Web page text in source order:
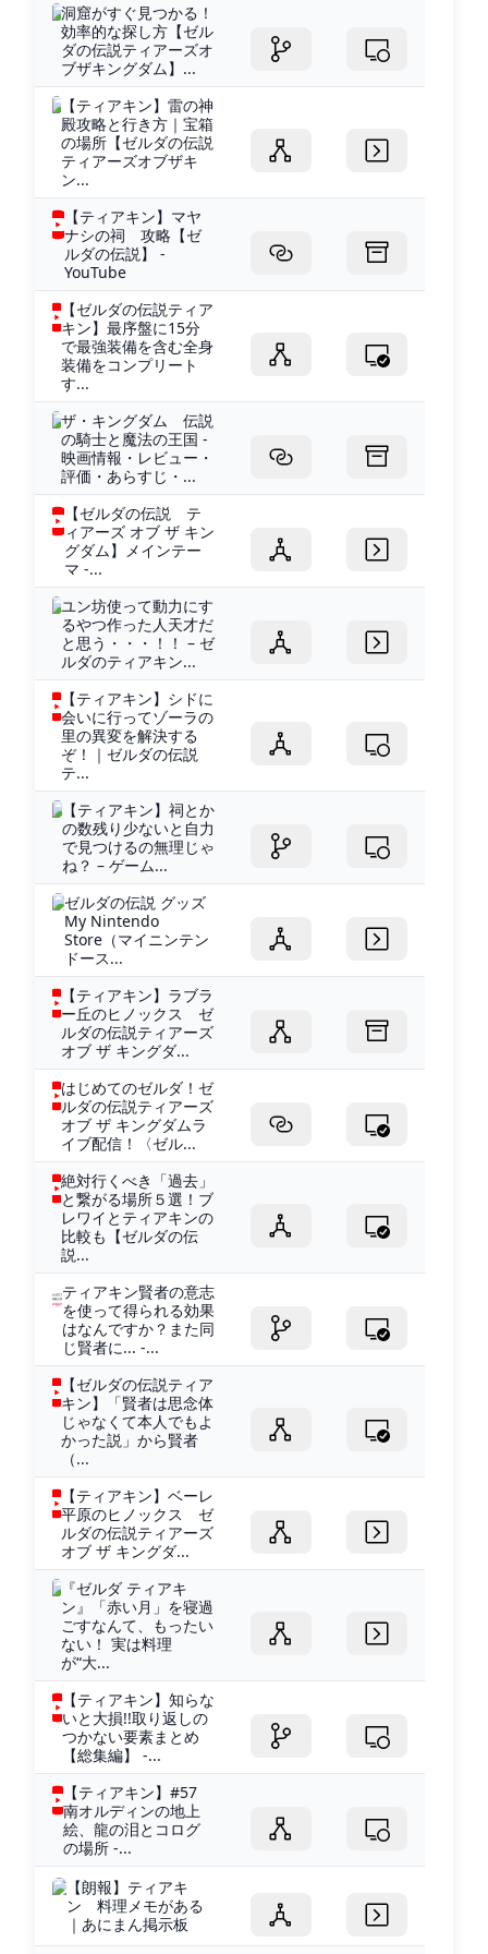
洞窟がすぐ見つかる！
効率的な探し方【ゼル
ダの伝説ティアーズオ
ブザキングダム】...
【ティアキン】雷の神
殿攻略と行き方｜宝箱
の場所【ゼルダの伝説
ティアーズオブザキ
ン...
【ティアキン】マヤ
ナシの祠 攻略【ゼ
ルダの伝説】 -
YouTube
【ゼルダの伝説ティア
キン】最序盤に15分
で最強装備を含む全身
装備をコンプリート
す...
ザ・キングダム 伝説
の騎士と魔法の王国 -
映画情報・レビュー・
評価・あらすじ・...
【ゼルダの伝説 テ
ィアーズ オブ ザ キン
グダム】メインテー
マ -...
ユン坊使って動力にす
るやつ作った人天才だ
と思う・・・！！ – ゼ
ルダのティアキン...
【ティアキン】シドに
会いに行ってゾーラの
里の異変を解決する
ぞ！｜ゼルダの伝説
テ...
【ティアキン】祠とか
の数残り少ないと自力
で見つけるの無理じゃ
ね？ – ゲーム...
ゼルダの伝説 グッズ
My Nintendo
Store（マイニンテン
ドース...
【ティアキン】ラブラ
ー丘のヒノックス ゼ
ルダの伝説ティアーズ
オブ ザ キングダ...
はじめてのゼルダ！ゼ
ルダの伝説ティアーズ
オブ ザ キングダムラ
イブ配信！〈ゼル...
絶対行くべき「過去」
と繋がる場所５選！ブ
レワイとティアキンの
比較も【ゼルダの伝
説...
ティアキン賢者の意志
を使って得られる効果
はなんですか？また同
じ賢者に... -...
【ゼルダの伝説ティア
キン】「賢者は思念体
じゃなくて本人でもよ
かった説」から賢者
（...
【ティアキン】ベーレ
平原のヒノックス ゼ
ルダの伝説ティアーズ
オブ ザ キングダ...
『ゼルダ ティアキ
ン』「赤い月」を寝過
ごすなんて、もったい
ない！ 実は料理
が“大...
【ティアキン】知らな
いと大損!!取り返しの
つかない要素まとめ
【総集編】 -...
【ティアキン】#57
南オルディンの地上
絵、龍の泪とコログ
の場所 -...
【朗報】ティアキ
ン 料理メモがある
｜あにまん掲示板